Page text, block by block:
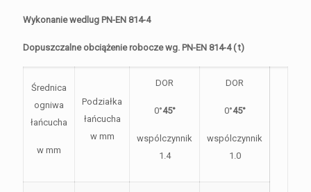
Wykonanie wedlug PN-EN 814-4
Dopuszczalne obciążenie robocze wg. PN-EN 814-4 ( t)
Średnica
ogniwa
łańcucha
w mm
Podziałka
łańcucha
w mm
DOR
0°45°
wspólczynnik
1.4
DOR
0°45°
wspólczynnik
1.0